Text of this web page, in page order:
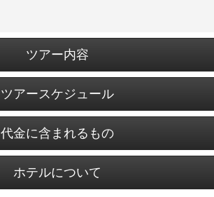
ツアー内容
ツアースケジュール
代金に含まれるもの
ホテルについて